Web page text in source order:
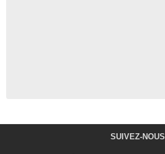
SUIVEZ-NOUS